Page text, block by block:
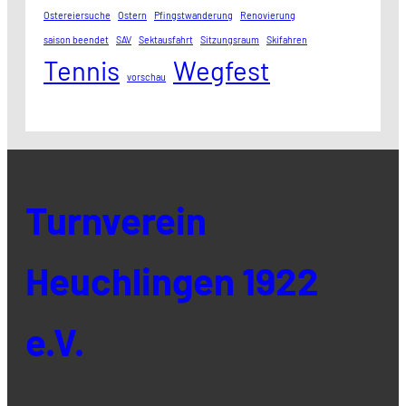
Ostereiersuche Ostern Pfingstwanderung Renovierung
saison beendet SAV Sektausfahrt Sitzungsraum Skifahren
Tennis vorschau Wegfest
Turnverein
Heuchlingen 1922
e.V.